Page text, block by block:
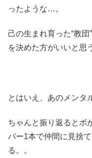
ったような…。
己の生まれ育った“教
を決めた方がいいと思
とはいえ、あのメンタ
ちゃんと振り返るとボ
バー1本で仲間に見捨
る。。